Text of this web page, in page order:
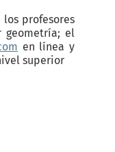
profesores
geometría; el
en línea y
superior